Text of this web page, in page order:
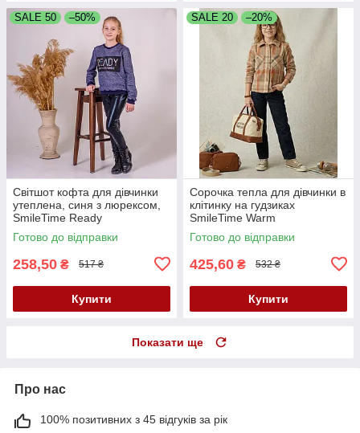
SALE 50 –50%
Світшот кофта для дівчинки
утеплена, синя з люрексом,
SmileTime Ready
Готово до відправки
258,50 ₴ 517 ₴
Купити
SALE 20 –20%
Сорочка тепла для дівчинки в
клітинку на гудзиках
SmileTime Warm
Готово до відправки
425,60 ₴ 532 ₴
Купити
Показати ще
Про нас
100% позитивних з 45 відгуків за рік